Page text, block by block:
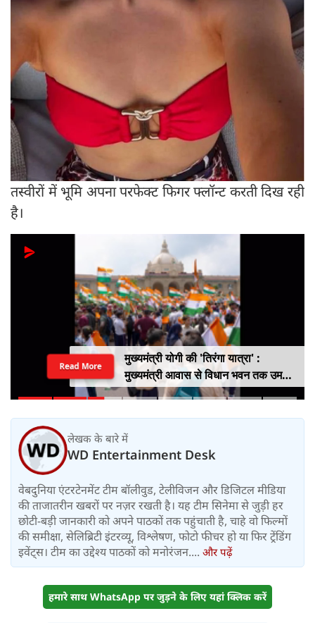
तस्वीरों में भूमि अपना परफेक्ट फिगर फ्लॉन्ट करती दिख रही
है।
मुख्यमंत्री योगी की 'तिरंगा यात्रा' :
मुख्यमंत्री आवास से विधान भवन तक उमड़ा
युवाओं का सैलाब
Read More
लेखक के बारे में
WD Entertainment Desk
वेबदुनिया एंटरटेनमेंट टीम बॉलीवुड, टेलीविजन और डिजिटल मीडिया
की ताजातरीन खबरों पर नज़र रखती है। यह टीम सिनेमा से जुड़ी हर
छोटी-बड़ी जानकारी को अपने पाठकों तक पहुंचाती है, चाहे वो फिल्मों
की समीक्षा, सेलिब्रिटी इंटरव्यू, विश्लेषण, फोटो फीचर हो या फिर ट्रेंडिंग
इवेंट्स। टीम का उद्देश्य पाठकों को मनोरंजन.... और पढ़ें
हमारे साथ WhatsApp पर जुड़ने के लिए यहां क्लिक करें